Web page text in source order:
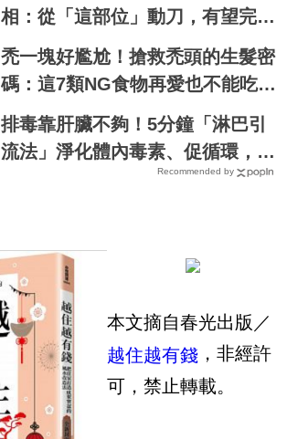
相：從「這部位」動刀，有望完美
隱藏疤痕
禿一塊好尷尬！搶救禿頭的生髮密
碼：這7類NG食物再愛也不能吃，
等毛囊萎縮就來不及了｜每日健康
Health
排毒靠肝臟不夠！5分鐘「淋巴引
流法」淨化體內毒素、促循環，感
冒、水腫不再來｜每日健康Health
Recommended by
本文摘自春光出版／
越住越有錢 ，非經許
可，禁止轉載。